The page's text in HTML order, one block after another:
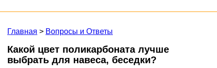
Главная > Вопросы и Ответы
Какой цвет поликарбоната лучше
выбрать для навеса, беседки?